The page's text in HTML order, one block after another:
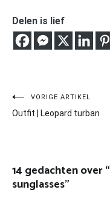
Delen is lief
Bericht
navigatie
VORIGE ARTIKEL
Outfit | Leopard turban
14 gedachten over “
sunglasses”